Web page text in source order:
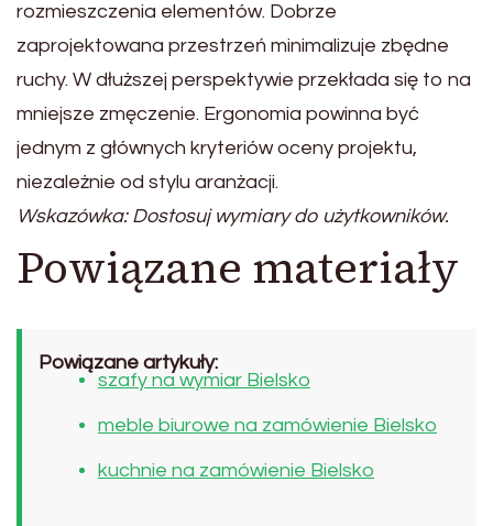
rozmieszczenia elementów. Dobrze
zaprojektowana przestrzeń minimalizuje zbędne
ruchy. W dłuższej perspektywie przekłada się to na
mniejsze zmęczenie. Ergonomia powinna być
jednym z głównych kryteriów oceny projektu,
niezależnie od stylu aranżacji.
Wskazówka: Dostosuj wymiary do użytkowników.
Powiązane materiały
Powiązane artykuły:
szafy na wymiar Bielsko
meble biurowe na zamówienie Bielsko
kuchnie na zamówienie Bielsko